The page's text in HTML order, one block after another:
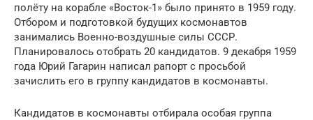
полёту на корабле «Восток-1» было принято в 1959 году.
Отбором и подготовкой будущих космонавтов
занимались Военно-воздушные силы СССР.
Планировалось отобрать 20 кандидатов. 9 декабря 1959
года Юрий Гагарин написал рапорт с просьбой
зачислить его в группу кандидатов в космонавты.
Кандидатов в космонавты отбирала особая группа